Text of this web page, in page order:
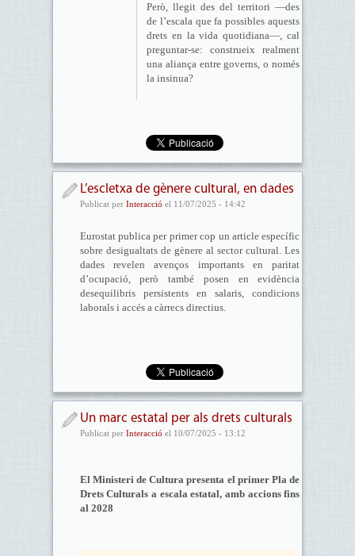
Però, llegit des del territori —des
de l’escala que fa possibles aquests
drets en la vida quotidiana—, cal
preguntar-se: construeix realment
una aliança entre governs, o només
la insinua?
L’escletxa de gènere cultural, en dades
Publicat per Interacció el 11/07/2025 - 14:42
Eurostat publica per primer cop un article específic
sobre desigualtats de gènere al sector cultural. Les
dades revelen avenços importants en paritat
d’ocupació, però també posen en evidència
desequilibris persistents en salaris, condicions
laborals i accés a càrrecs directius.
Un marc estatal per als drets culturals
Publicat per Interacció el 10/07/2025 - 13:12
El Ministeri de Cultura presenta el primer Pla de
Drets Culturals a escala estatal, amb accions fins
al 2028